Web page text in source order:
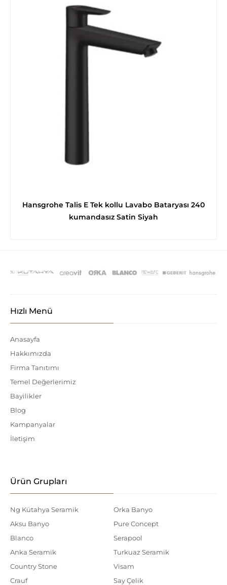
Hansgrohe Talis E Tek kollu Lavabo Bataryası 240
kumandasız Satin Siyah
Hızlı Menü
Anasayfa
Hakkımızda
Firma Tanıtımı
Temel Değerlerimiz
Bayilikler
Blog
Kampanyalar
İletişim
Ürün Grupları
Ng Kütahya Seramik
Aksu Banyo
Blanco
Anka Seramik
Country Stone
Crauf
Orka Banyo
Pure Concept
Serapool
Turkuaz Seramik
Visam
Say Çelik